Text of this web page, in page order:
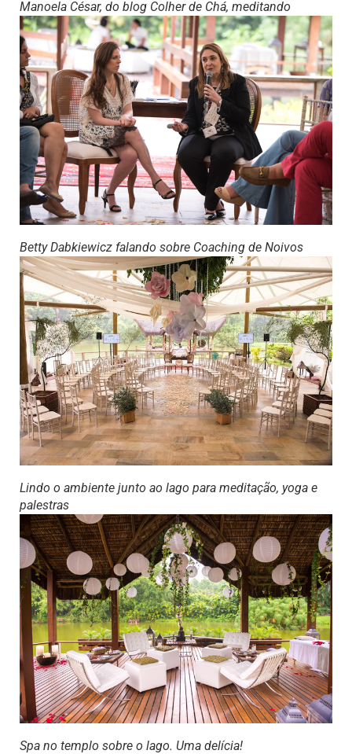
Manoela César, do blog Colher de Chá, meditando
Betty Dabkiewicz falando sobre Coaching de Noivos
Lindo o ambiente junto ao lago para meditação, yoga e
palestras
Spa no templo sobre o lago. Uma delícia!